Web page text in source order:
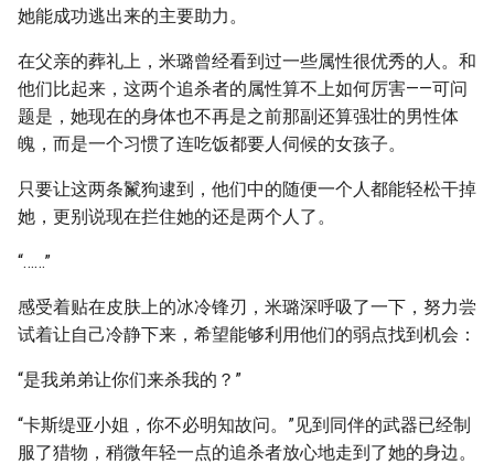
她能成功逃出来的主要助力。
在父亲的葬礼上，米璐曾经看到过一些属性很优秀的人。和
他们比起来，这两个追杀者的属性算不上如何厉害——可问
题是，她现在的身体也不再是之前那副还算强壮的男性体
魄，而是一个习惯了连吃饭都要人伺候的女孩子。
只要让这两条鬣狗逮到，他们中的随便一个人都能轻松干掉
她，更别说现在拦住她的还是两个人了。
“……”
感受着贴在皮肤上的冰冷锋刃，米璐深呼吸了一下，努力尝
试着让自己冷静下来，希望能够利用他们的弱点找到机会：
“是我弟弟让你们来杀我的？”
“卡斯缇亚小姐，你不必明知故问。”见到同伴的武器已经制
服了猎物，稍微年轻一点的追杀者放心地走到了她的身边。